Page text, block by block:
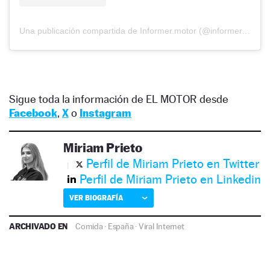
Una publicación compartida de Informer.motor (@informer.motor)
Sigue toda la información de EL MOTOR desde
Facebook, Xo Instagram
Miriam Prieto
Perfil de Miriam Prieto en Twitter
Perfil de Miriam Prieto en Linkedin
VER BIOGRAFÍA
ARCHIVADO EN Comida· España·Viral Internet